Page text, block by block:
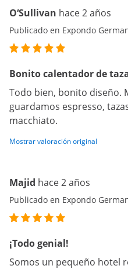
O‘Sullivan hace 2 años
Publicado en Expondo
Bonito calentador de
Todo bien, bonito diseño.
guardamos espresso,
macchiato.
Mostrar valoración original
Majid hace 2 años
Publicado en Expondo
¡Todo genial!
Somos un pequeño hotel